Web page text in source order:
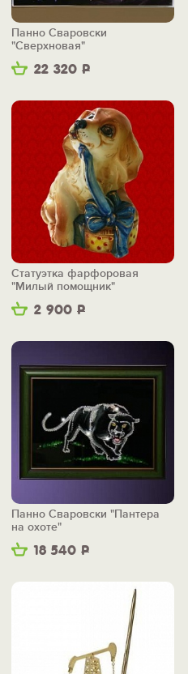
22 320 Р
Панно Сваровски
"Сверхновая"
2 900 Р
Статуэтка фарфоровая
"Милый помощник"
18 540 Р
Панно Сваровски "Пантера
на охоте"